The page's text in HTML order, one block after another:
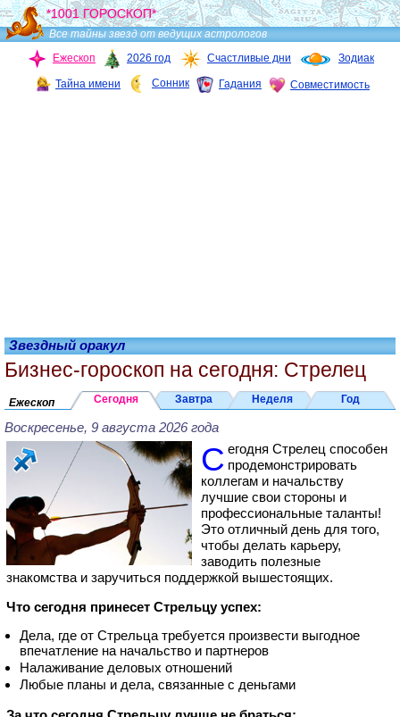
*1001 ГОРОСКОП*
Все тайны звезд от ведущих астрологов
Ежескоп
2026 год Счастливые дни Зодиак
Тайна имени Сонник Гадания Совместимость
Звездный оракул
Бизнес-гороскоп на сегодня: Стрелец
Воскресенье, 9 августа 2026 года
Сегодня Стрелец способен продемонстрировать
коллегам и начальству
лучшие свои стороны и
профессиональные таланты!
Это отличный день для того,
чтобы делать карьеру,
заводить полезные
знакомства и заручиться поддержкой вышестоящих.
Что сегодня принесет Стрельцу успех:
Дела, где от Стрельца требуется произвести выгодное
впечатление на начальство и партнеров
Налаживание деловых отношений
Любые планы и дела, связанные с деньгами
Ежескоп Сегодня Завтра Неделя Год